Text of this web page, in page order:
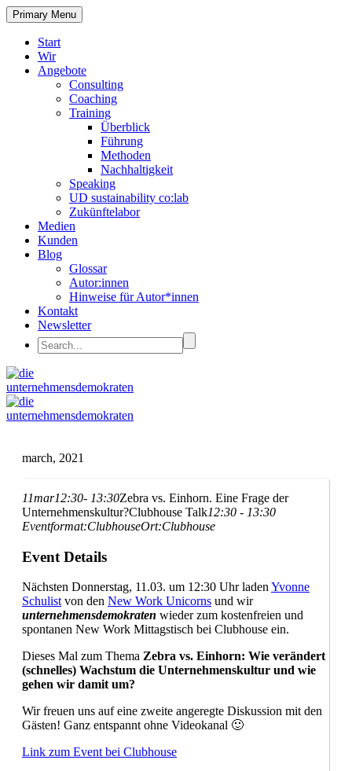
Primary Menu
Start
Wir
Angebote
Consulting
Coaching
Training
Überblick
Führung
Methoden
Nachhaltigkeit
Speaking
UD sustainability co:lab
Zukünftelabor
Medien
Kunden
Blog
Glossar
Autor:innen
Hinweise für Autor*innen
Kontakt
Newsletter
march, 2021
11mar12:30- 13:30Zebra vs. Einhorn. Eine Frage der
Unternehmenskultur?Clubhouse Talk12:30 - 13:30
Eventformat:ClubhouseOrt:Clubhouse
Event Details
Nächsten Donnerstag, 11.03. um 12:30 Uhr ladenYvonne
Schulistvon den New Work Unicorns und wir
unternehmensdemokraten wieder zum kostenfreien und
spontanen New Work Mittagstisch bei Clubhouse ein.
Dieses Mal zum Thema Zebra vs. Einhorn: Wie verändert
(schnelles) Wachstum die Unternehmenskultur und wie
gehen wir damit um?
Wir freuen uns auf eine zweite angeregte Diskussion mit den
Gästen! Ganz entspannt ohne Videokanal 🙂
Link zum Event bei Clubhouse